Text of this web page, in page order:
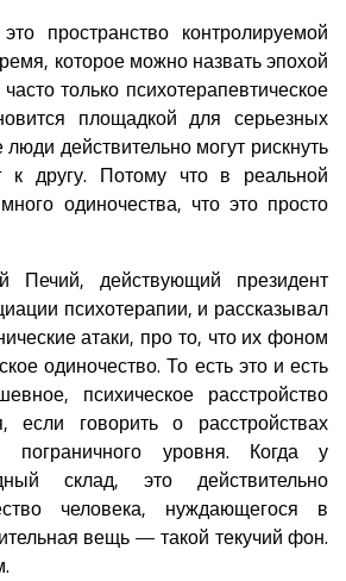
пространство контролируемой
которое можно назвать эпохой
только психотерапевтическое
площадкой для серьезных
действительно могут рискнуть
к другу. Потому что в реальной
одиночества, что это просто
Печий, действующий президент
психотерапии, и рассказывал
атаки, про то, что их фоном
одиночество. То есть это и есть
психическое расстройство
если говорить о расстройствах
пограничного уровня. Когда у
склад, это действительно
человека, нуждающегося в
вещь — такой текучий фон.